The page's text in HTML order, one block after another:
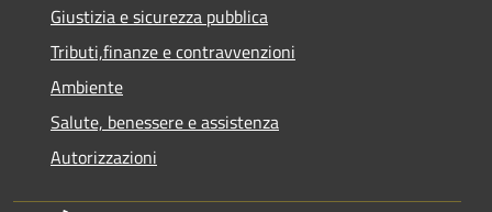
Giustizia e sicurezza pubblica
Tributi,finanze e contravvenzioni
Ambiente
Salute, benessere e assistenza
Autorizzazioni